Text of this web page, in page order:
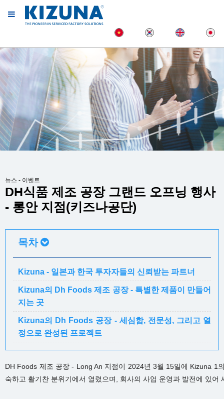
뉴스 - 이벤트
DH식품 제조 공장 그랜드 오프닝 행사
- 롱안 지점(키즈나공단)
목차
Kizuna - 일본과 한국 투자자들의 신뢰받는 파트너
Kizuna의 Dh Foods 제조 공장 - 특별한 제품이 만들어
지는 곳
Kizuna의 Dh Foods 공장 - 세심함, 전문성, 그리고 열
정으로 완성된 프로젝트
DH Foods 제조 공장 - Long An 지점이 2024년 3월 15일에 Kizuna 1
숙하고 활기찬 분위기에서 열렸으며, 회사의 사업 운영과 발전에 있어